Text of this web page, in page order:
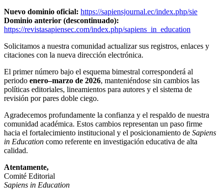
Nuevo dominio oficial: https://sapiensjournal.ec/index.php/sie
Dominio anterior (descontinuado):
https://revistasapiensec.com/index.php/sapiens_in_education
Solicitamos a nuestra comunidad actualizar sus registros, enlaces y
citaciones con la nueva dirección electrónica.
El primer número bajo el esquema bimestral corresponderá al
periodo enero–marzo de 2026, manteniéndose sin cambios las
políticas editoriales, lineamientos para autores y el sistema de
revisión por pares doble ciego.
Agradecemos profundamente la confianza y el respaldo de nuestra
comunidad académica. Estos cambios representan un paso firme
hacia el fortalecimiento institucional y el posicionamiento de Sapiens
in Education como referente en investigación educativa de alta
calidad.
Atentamente,
Comité Editorial
Sapiens in Education